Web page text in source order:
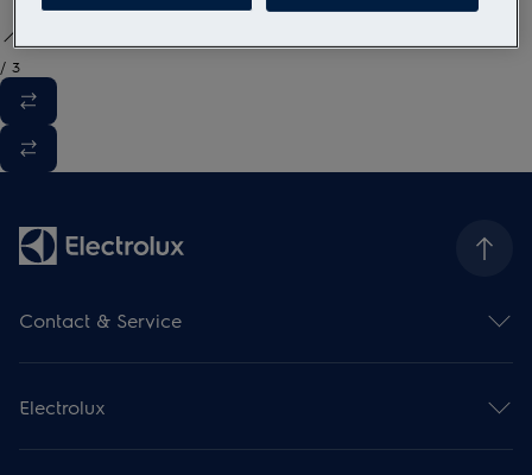
/ 3
Contact & Service
Aperçu des services
Service de réparation
Prolongation de garantie
Electrolux